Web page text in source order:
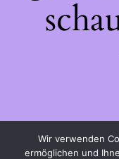
Wir verwenden
ermöglichen und